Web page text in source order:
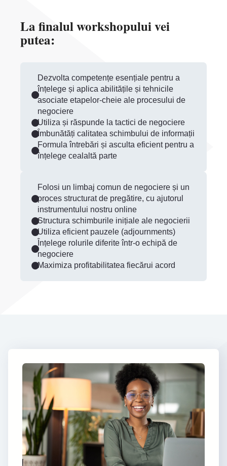
La finalul workshopului vei
putea:
Dezvolta competențe esențiale pentru a
înțelege și aplica abilitățile și tehnicile
asociate etapelor-cheie ale procesului de
negociere
Utiliza și răspunde la tactici de negociere
Îmbunătăți calitatea schimbului de informații
Formula întrebări și asculta eficient pentru a
înțelege cealaltă parte
Folosi un limbaj comun de negociere și un
proces structurat de pregătire, cu ajutorul
instrumentului nostru online
Structura schimburile inițiale ale negocierii
Utiliza eficient pauzele (adjournments)
Înțelege rolurile diferite într-o echipă de
negociere
Maximiza profitabilitatea fiecărui acord